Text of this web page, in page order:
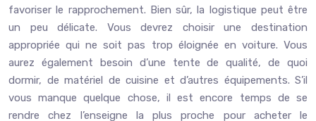
favoriser le rapprochement. Bien sûr, la logistique peut être
un peu délicate. Vous devrez choisir une destination
appropriée qui ne soit pas trop éloignée en voiture. Vous
aurez également besoin d’une tente de qualité, de quoi
dormir, de matériel de cuisine et d’autres équipements. S’il
vous manque quelque chose, il est encore temps de se
rendre chez l’enseigne la plus proche pour acheter le